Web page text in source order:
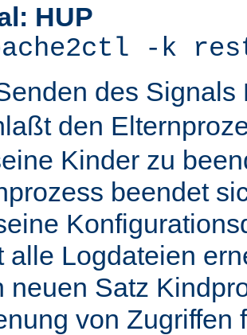
HUP
-k
des Signals
den
Kinder zu
beendet
alle Logdateien
neuen Satz
von Zugriffen